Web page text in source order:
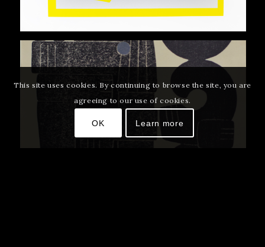
This site uses cookies. By continuing to browse the site, you are
agreeing to our use of cookies.
OK Learn more